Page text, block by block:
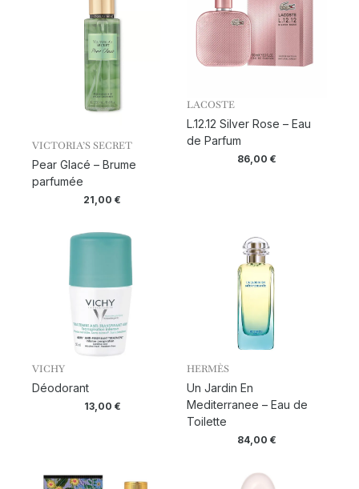
VICTORIA’S SECRET
Pear Glacé – Brume
parfumée
21,00€
LACOSTE
L.12.12 Silver Rose – Eau
de Parfum
86,00 €
VICHY
Déodorant
13,00 €
HERMÈS
Un Jardin En
Mediterranee – Eau de
Toilette
84,00 €